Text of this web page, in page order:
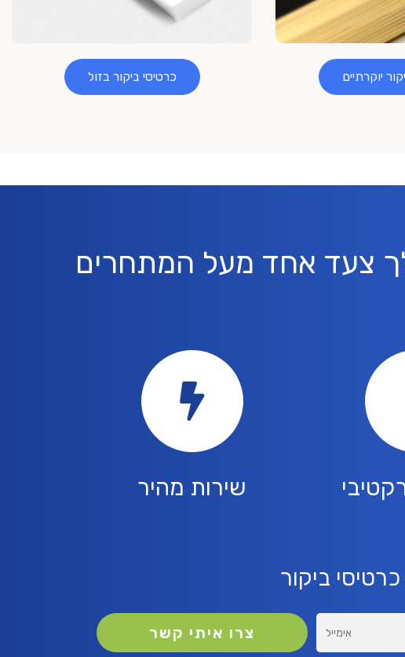
יוקרתיים כרטיסי ביקור בזול
צעד אחד מעל המתחרים
שירות מהיר
ביקור